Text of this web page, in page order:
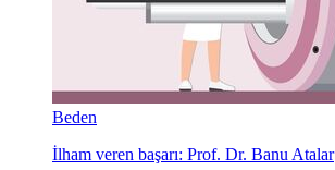
Beden
İlham veren başarı: Prof. Dr. Banu Atalar